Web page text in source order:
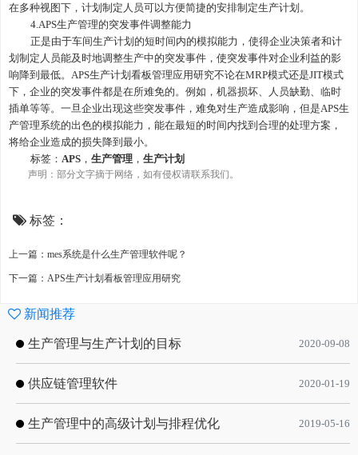
在多种视图下，计划制定人员可以方便简捷的安排制定生产计划。
4.APS生产管理的突发事件调整能力
正是由于车间生产计划的短时间内的模拟能力，使得企业决策者和计
划制定人员能及时地调整生产中的突发事件，使突发事件对企业利益的影
响降到最低。 APS生产计划看板管理应用研究不论在MRP模式还是JIT模式
下，企业的突发事件都是在所难免的。例如，机器损坏、人员缺勤、临时
插单等等。一旦企业出现这些突发事件，难免对生产造成影响，但是APS生
产管理系统的出色的模拟能力，能在最短的时间内找到合理的处理方案，
将给企业造成的损失降到最小。
标签： APS， 生产管理， 生产计划
声明：部分文字摘于网络，如有侵权请联系我们。
标签：
上一篇：mes系统是什么生产管理软件呢？
下一篇：APS生产计划看板管理应用研究
新闻推荐
生产管理与生产计划的目标 2020-09-08
供应链管理软件 2020-01-19
生产管理中的高级计划与排程优化 2019-05-16